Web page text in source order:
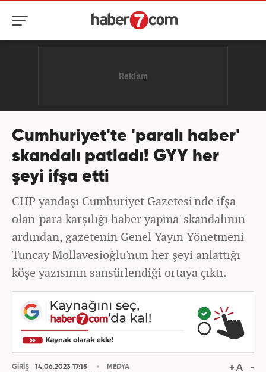
Cumhuriyet'te 'paralı haber'
skandalı patladı! GYY her
şeyi ifşa etti
CHP yandaşı Cumhuriyet Gazetesi'nde ifşa
olan 'para karşılığı haber yapma' skandalının
ardından, gazetenin Genel Yayın Yönetmeni
Tuncay Mollavesioğlu'nun her şeyi anlattığı
köşe yazısının sansürlendiği ortaya çıktı.
GİRİŞ
14.06.2023 17:15
MEDYA